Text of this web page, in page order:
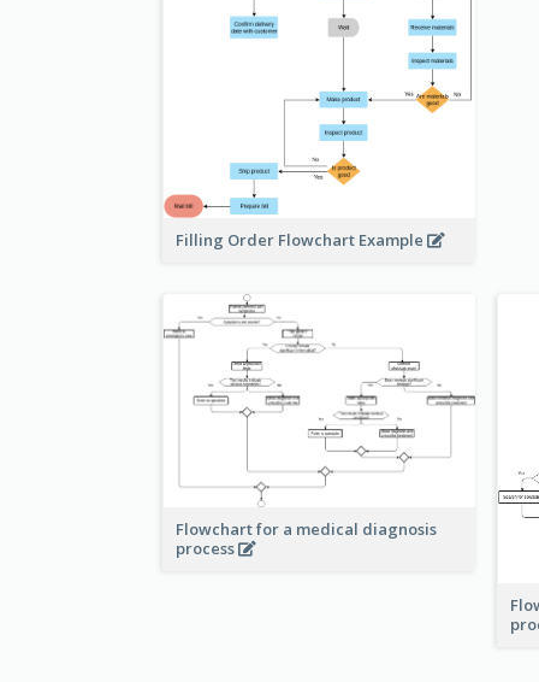
Filling Order Flowchart Example
Flowchart for a medical diagnosis
process